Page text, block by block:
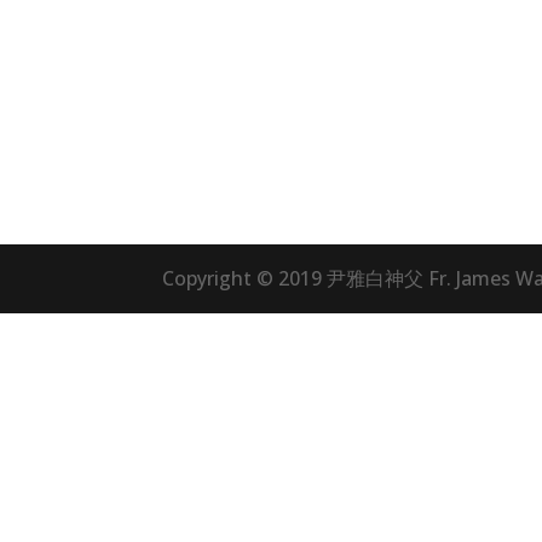
Copyright © 2019 尹雅白神父 Fr. James